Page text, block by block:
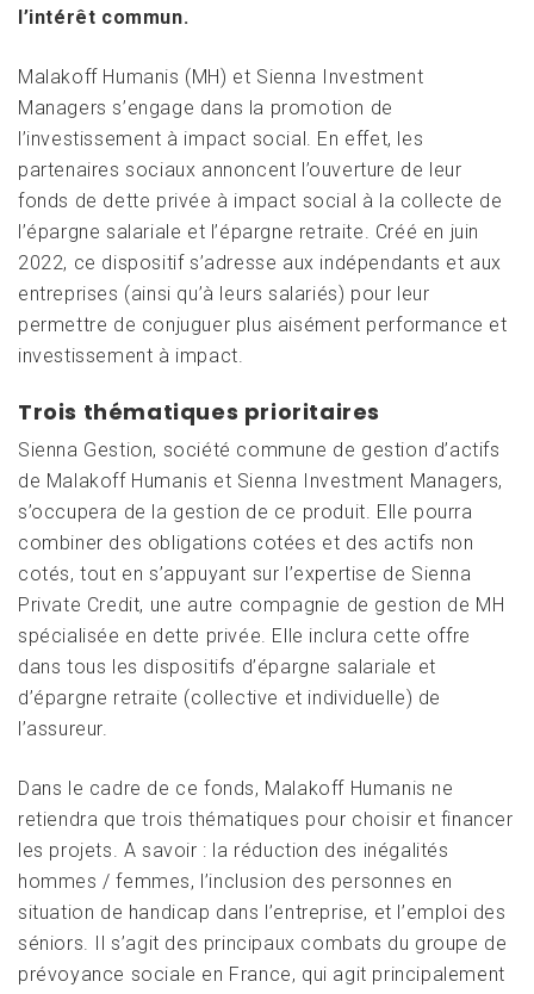
l’intérêt commun.
Malakoff Humanis (MH) et Sienna Investment
Managers s’engage dans la promotion de
l’investissement à impact social. En effet, les
partenaires sociaux annoncent l’ouverture de leur
fonds de dette privée à impact social à la collecte de
l’épargne salariale et l’épargne retraite. Créé en juin
2022, ce dispositif s’adresse aux indépendants et aux
entreprises (ainsi qu’à leurs salariés) pour leur
permettre de conjuguer plus aisément performance et
investissement à impact.
Trois thématiques prioritaires
Sienna Gestion, société commune de gestion d’actifs
de Malakoff Humanis et Sienna Investment Managers,
s’occupera de la gestion de ce produit. Elle pourra
combiner des obligations cotées et des actifs non
cotés, tout en s’appuyant sur l’expertise de Sienna
Private Credit, une autre compagnie de gestion de MH
spécialisée en dette privée. Elle inclura cette offre
dans tous les dispositifs d’épargne salariale et
d’épargne retraite (collective et individuelle) de
l’assureur.
Dans le cadre de ce fonds, Malakoff Humanis ne
retiendra que trois thématiques pour choisir et financer
les projets. A savoir : la réduction des inégalités
hommes / femmes, l’inclusion des personnes en
situation de handicap dans l’entreprise, et l’emploi des
séniors. Il s’agit des principaux combats du groupe de
prévoyance sociale en France, qui agit principalement